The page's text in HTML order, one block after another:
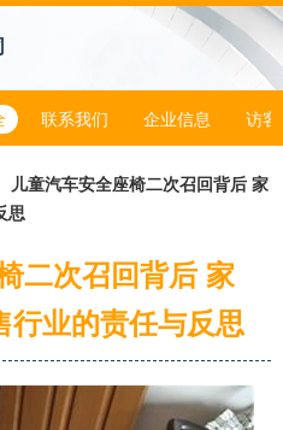
联系我们 企业信息 访客
儿童汽车安全座椅二次召回背后 家
思
二次召回背后 家
行业的责任与反思